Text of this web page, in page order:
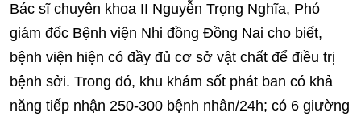
Bác sĩ chuyên khoa II Nguyễn Trọng Nghĩa, Phó
giám đốc Bệnh viện Nhi đồng Đồng Nai cho biết,
bệnh viện hiện có đầy đủ cơ sở vật chất để điều trị
bệnh sởi. Trong đó, khu khám sốt phát ban có khả
năng tiếp nhận 250-300 bệnh nhân/24h; có 6 giường